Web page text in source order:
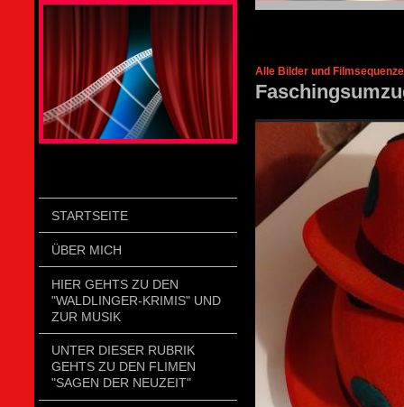
STARTSEITE
ÜBER MICH
HIER GEHTS ZU DEN
"WALDLINGER-KRIMIS" UND
ZUR MUSIK
UNTER DIESER RUBRIK
GEHTS ZU DEN FLIMEN
"SAGEN DER NEUZEIT"
Alle Bilder und